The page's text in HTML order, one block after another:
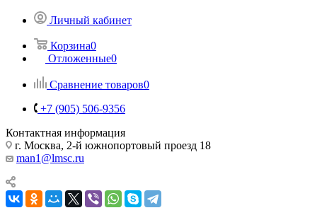
Личный кабинет
Корзина0
Отложенные0
Сравнение товаров0
+7 (905) 506-9356
Контактная информация
г. Москва, 2-й южнопортовый проезд 18
man1@lmsc.ru